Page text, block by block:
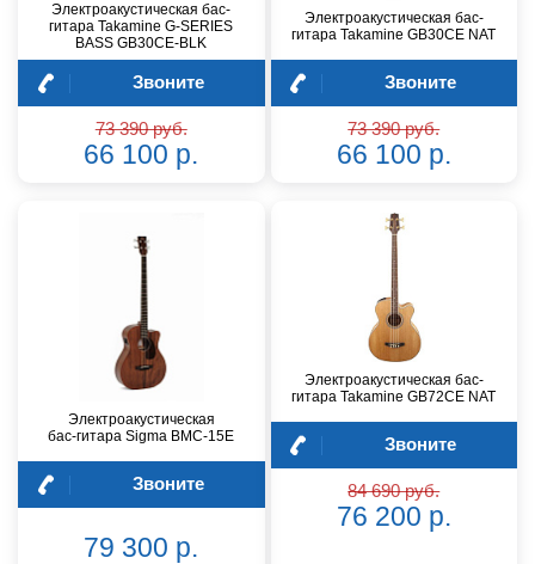
Электроакустическая бас-
гитара Takamine G-SERIES
BASS GB30CE-BLK
Звоните
73 390 руб.
66 100 р.
Электроакустическая бас-
гитара Takamine GB30CE NAT
Звоните
73 390 руб.
66 100 р.
Электроакустическая
бас‑гитара Sigma BMC‑15E
Звоните
79 300 р.
Электроакустическая бас-
гитара Takamine GB72CE NAT
Звоните
84 690 руб.
76 200 р.